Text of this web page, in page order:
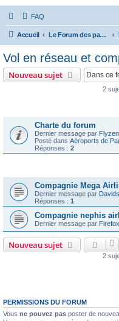
FAQ
Accueil Le Forum des passionnés d'aviation
Vol en réseau et
Nouveau sujet
2
Charte du forum
Dernier message par Flyzen
Posté dans Aéroports de
Réponses : 2
Compagnie Mega
Dernier message par
Réponses : 1
Compagnie nephis
Dernier message par
Nouveau sujet
2
PERMISSIONS DU FORUM
Vous ne pouvez pas poster de